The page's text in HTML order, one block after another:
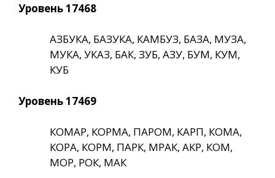
Уровень 17468
АЗБУКА, БАЗУКА, КАМБУЗ, БАЗА, МУЗА,
МУКА, УКАЗ, БАК, ЗУБ, АЗУ, БУМ, КУМ,
КУБ
Уровень 17469
КОМАР, КОРМА, ПАРОМ, КАРП, КОМА,
КОРА, КОРМ, ПАРК, МРАК, АКР, КОМ,
МОР, РОК, МАК